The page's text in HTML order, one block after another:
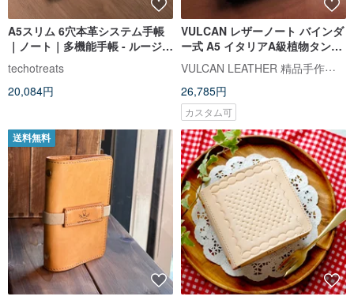
A5スリム 6穴本革システム手帳
｜ノート｜多機能手帳 - ルージュ
パウダー×ライトパウダー
techotreats
20,084円
VULCAN レザーノート バインダ
ー式 A5 イタリアA級植物タンニ
ン鞣し牛革 刻印サービス追加可
能
VULCAN LEATHER 精品手作り革製品
26,785円
カスタム可
送料無料